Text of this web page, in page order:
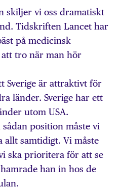
skiljer vi oss dramatiskt
Tidskriften Lancet har
på medicinsk
tro när man hör
Sverige är attraktivt för
länder. Sverige har ett
utom USA.
sådan position måste vi
allt samtidigt. Vi måste
ska prioritera för att se
han in hos de